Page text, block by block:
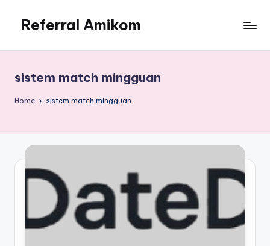
content
Referral Amikom
PMB
Amikom
190302278
sistem match mingguan
Home sistem match mingguan